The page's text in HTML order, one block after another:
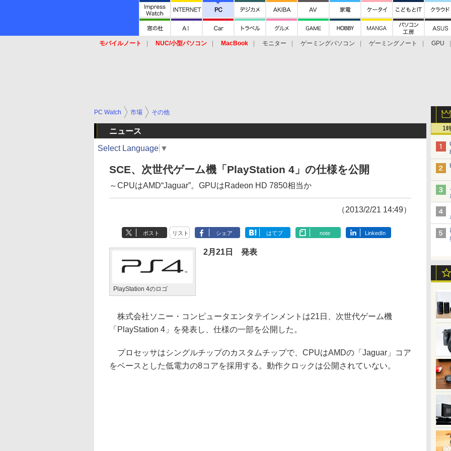
モバイルノート NUC/小型パソコン MacBook モニター ゲーミングパソコン ゲーミングノート
GPU
1
PC Watch 市場 その他
ニュース
Select Language ▼
SCE、次世代ゲーム機「PlayStation 4」の仕様を公開
～CPUはAMD“Jaguar”。GPUはRadeon HD 7850相当か
（2013/2/21 14:49）
ポスト リスト シェア はてブ note LinkedIn
PlayStation 4のロゴ
2月21日 発表
株式会社ソニー・コンピュータエンタテインメントは21日、次世代ゲーム機
「PlayStation 4」を発表し、仕様の一部を公開した。
プロセッサはシングルチップのカスタムチップで、CPUはAMDの「Jaguar」コア
をベースとした低電力の8コアを採用する。動作クロックは公開されていない。